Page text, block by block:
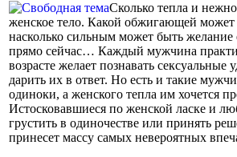
Сколько тепла и
женское тело. Какой обжигающей может
насколько сильным может быть желание
прямо сейчас… Каждый мужчина
возрасте желает познавать сексуальные
дарить их в ответ. Но есть и такие
одиноки, а женского тепла им хочется
Истосковавшиеся по женской ласке и
грустить в одиночестве или принять
принесет массу самых невероятных